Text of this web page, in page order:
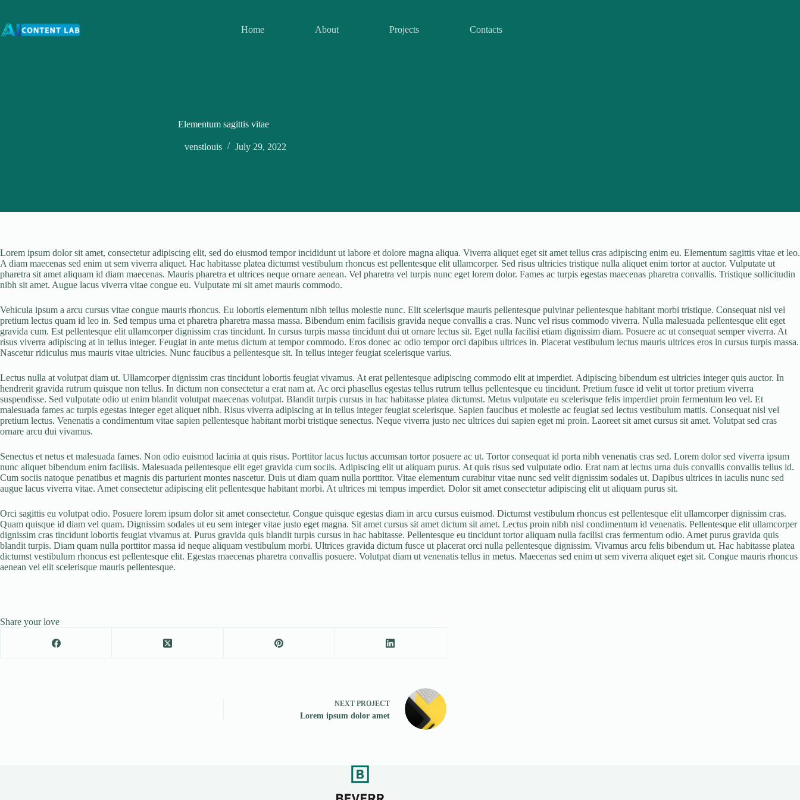
content
Home About Projects Contacts
Elementum sagittis vitae
venstlouis July 29, 2022
Lorem ipsum dolor sit amet, consectetur adipiscing elit, sed do eiusmod tempor incididunt ut labore et dolore magna aliqua. Viverra aliquet eget sit amet tellus cras adipiscing enim eu. Elementum sagittis vitae et leo.
A diam maecenas sed enim ut sem viverra aliquet. Hac habitasse platea dictumst vestibulum rhoncus est pellentesque elit ullamcorper. Sed risus ultricies tristique nulla aliquet enim tortor at auctor. Vulputate ut
pharetra sit amet aliquam id diam maecenas. Mauris pharetra et ultrices neque ornare aenean. Vel pharetra vel turpis nunc eget lorem dolor. Fames ac turpis egestas maecenas pharetra convallis. Tristique sollicitudin
nibh sit amet. Augue lacus viverra vitae congue eu. Vulputate mi sit amet mauris commodo.
Vehicula ipsum a arcu cursus vitae congue mauris rhoncus. Eu lobortis elementum nibh tellus molestie nunc. Elit scelerisque mauris pellentesque pulvinar pellentesque habitant morbi tristique. Consequat nisl vel
pretium lectus quam id leo in. Sed tempus urna et pharetra pharetra massa massa. Bibendum enim facilisis gravida neque convallis a cras. Nunc vel risus commodo viverra. Nulla malesuada pellentesque elit eget
gravida cum. Est pellentesque elit ullamcorper dignissim cras tincidunt. In cursus turpis massa tincidunt dui ut ornare lectus sit. Eget nulla facilisi etiam dignissim diam. Posuere ac ut consequat semper viverra. At
risus viverra adipiscing at in tellus integer. Feugiat in ante metus dictum at tempor commodo. Eros donec ac odio tempor orci dapibus ultrices in. Placerat vestibulum lectus mauris ultrices eros in cursus turpis massa.
Nascetur ridiculus mus mauris vitae ultricies. Nunc faucibus a pellentesque sit. In tellus integer feugiat scelerisque varius.
Lectus nulla at volutpat diam ut. Ullamcorper dignissim cras tincidunt lobortis feugiat vivamus. At erat pellentesque adipiscing commodo elit at imperdiet. Adipiscing bibendum est ultricies integer quis auctor. In
hendrerit gravida rutrum quisque non tellus. In dictum non consectetur a erat nam at. Ac orci phasellus egestas tellus rutrum tellus pellentesque eu tincidunt. Pretium fusce id velit ut tortor pretium viverra
suspendisse. Sed vulputate odio ut enim blandit volutpat maecenas volutpat. Blandit turpis cursus in hac habitasse platea dictumst. Metus vulputate eu scelerisque felis imperdiet proin fermentum leo vel. Et
malesuada fames ac turpis egestas integer eget aliquet nibh. Risus viverra adipiscing at in tellus integer feugiat scelerisque. Sapien faucibus et molestie ac feugiat sed lectus vestibulum mattis. Consequat nisl vel
pretium lectus. Venenatis a condimentum vitae sapien pellentesque habitant morbi tristique senectus. Neque viverra justo nec ultrices dui sapien eget mi proin. Laoreet sit amet cursus sit amet. Volutpat sed cras
ornare arcu dui vivamus.
Senectus et netus et malesuada fames. Non odio euismod lacinia at quis risus. Porttitor lacus luctus accumsan tortor posuere ac ut. Tortor consequat id porta nibh venenatis cras sed. Lorem dolor sed viverra ipsum
nunc aliquet bibendum enim facilisis. Malesuada pellentesque elit eget gravida cum sociis. Adipiscing elit ut aliquam purus. At quis risus sed vulputate odio. Erat nam at lectus urna duis convallis convallis tellus id.
Cum sociis natoque penatibus et magnis dis parturient montes nascetur. Duis ut diam quam nulla porttitor. Vitae elementum curabitur vitae nunc sed velit dignissim sodales ut. Dapibus ultrices in iaculis nunc sed
augue lacus viverra vitae. Amet consectetur adipiscing elit pellentesque habitant morbi. At ultrices mi tempus imperdiet. Dolor sit amet consectetur adipiscing elit ut aliquam purus sit.
Orci sagittis eu volutpat odio. Posuere lorem ipsum dolor sit amet consectetur. Congue quisque egestas diam in arcu cursus euismod. Dictumst vestibulum rhoncus est pellentesque elit ullamcorper dignissim cras.
Quam quisque id diam vel quam. Dignissim sodales ut eu sem integer vitae justo eget magna. Sit amet cursus sit amet dictum sit amet. Lectus proin nibh nisl condimentum id venenatis. Pellentesque elit ullamcorper
dignissim cras tincidunt lobortis feugiat vivamus at. Purus gravida quis blandit turpis cursus in hac habitasse. Pellentesque eu tincidunt tortor aliquam nulla facilisi cras fermentum odio. Amet purus gravida quis
blandit turpis. Diam quam nulla porttitor massa id neque aliquam vestibulum morbi. Ultrices gravida dictum fusce ut placerat orci nulla pellentesque dignissim. Vivamus arcu felis bibendum ut. Hac habitasse platea
dictumst vestibulum rhoncus est pellentesque elit. Egestas maecenas pharetra convallis posuere. Volutpat diam ut venenatis tellus in metus. Maecenas sed enim ut sem viverra aliquet eget sit. Congue mauris rhoncus
aenean vel elit scelerisque mauris pellentesque.
Share your love
NEXT PROJECT
Lorem ipsum dolor amet